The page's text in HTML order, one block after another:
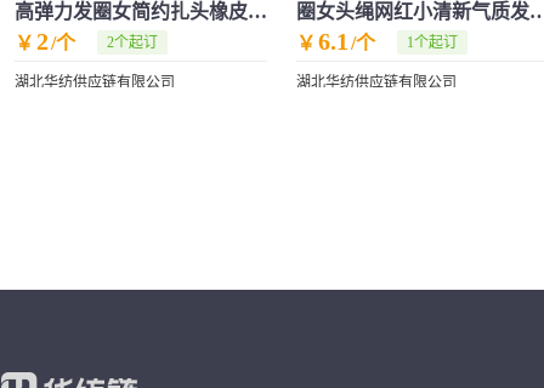
高弹力发圈女简约扎头橡皮筋
大肠发圈
￥ 2/个 2个起订
湖北华纺供应链有限公司
圈女头绳网红小清新气质发
头饰
￥ 6.1 /个 1个起订
湖北华纺供应链有限公司